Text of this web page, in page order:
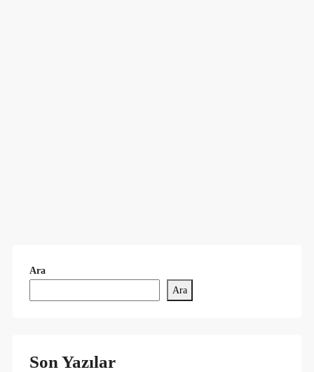
Ara
Ara
Son Yazılar